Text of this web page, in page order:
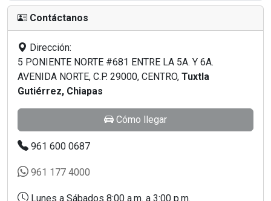
Contáctanos
Dirección:
5 PONIENTE NORTE #681 ENTRE LA 5A. Y 6A.
AVENIDA NORTE, C.P. 29000, CENTRO, Tuxtla
Gutiérrez, Chiapas
Cómo llegar
961 600 0687
961 177 4000
Lunes a Sábados 8:00 a.m. a 3:00 p.m.